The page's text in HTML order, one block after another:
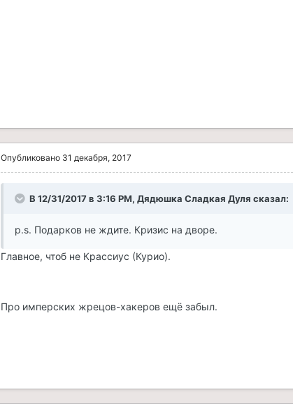
Опубликовано 31 декабря, 2017
В 12/31/2017 в 3:16 PM, Дядюшка Сладкая Дуля сказал:
p.s. Подарков не ждите. Кризис на дворе.
Главное, чтоб не Крассиус (Курио).
Про имперских жрецов-хакеров ещё забыл.